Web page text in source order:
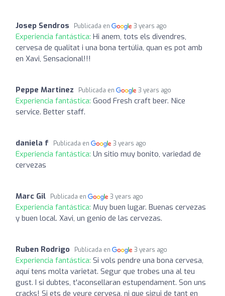
Josep Sendros Publicada en 3 years ago
Experiencia fantástica: Hi anem, tots els divendres,
cervesa de qualitat i una bona tertúlia, quan es pot amb
en Xavi, Sensacional!!!
Peppe Martinez Publicada en 3 years ago
Experiencia fantástica: Good Fresh craft beer. Nice
service. Better staff.
daniela f Publicada en 3 years ago
Experiencia fantástica: Un sitio muy bonito, variedad de
cervezas
Marc Gil Publicada en 3 years ago
Experiencia fantástica: Muy buen lugar. Buenas cervezas
y buen local. Xavi, un genio de las cervezas.
Ruben Rodrigo Publicada en 3 years ago
Experiencia fantástica: Si vols pendre una bona cervesa,
aquí tens molta varietat. Segur que trobes una al teu
gust. I si dubtes, t'aconsellaran estupendament. Son uns
cracks! Si ets de veure cervesa, ni que sigui de tant en